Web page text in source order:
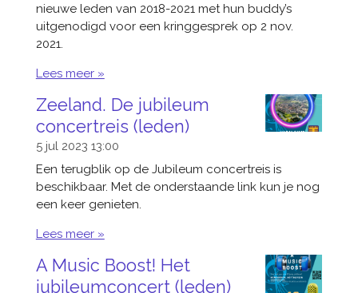
nieuwe leden van 2018-2021 met hun buddy’s
uitgenodigd voor een kringgesprek op 2 nov.
2021.
Lees meer »
Zeeland. De jubileum
concertreis (leden)
5 jul 2023 13:00
Een terugblik op de Jubileum concertreis is
beschikbaar. Met de onderstaande link kun je nog
een keer genieten.
Lees meer »
A Music Boost! Het
jubileumconcert (leden)